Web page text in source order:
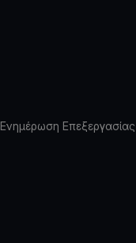
Ενημέρωση